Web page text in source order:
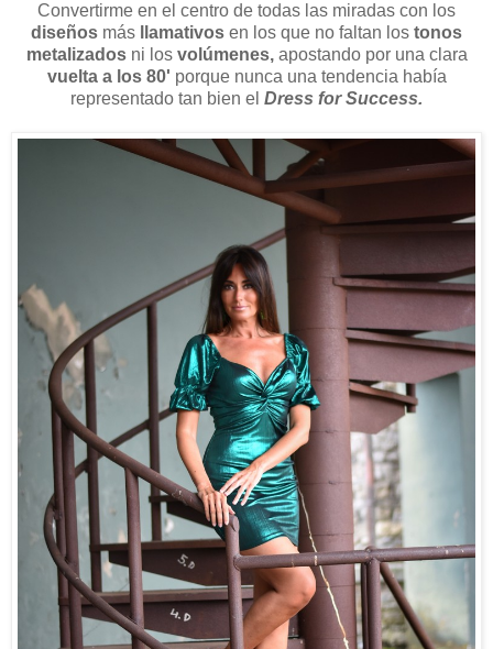
Convertirme en el centro de todas las miradas con los
diseños más llamativos en los que no faltan los tonos
metalizadosni los volúmenes,apostando por una clara
vuelta a los 80' porque nunca una tendencia había
representado tan bien el Dress for Success.